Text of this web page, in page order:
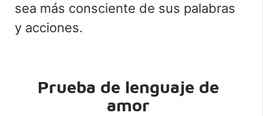
sea más consciente de sus palabras
y acciones.
Prueba de lenguaje de
amor